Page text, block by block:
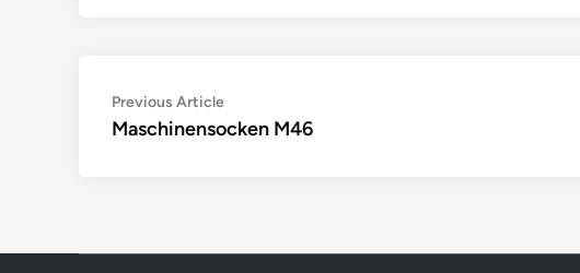
Beitragsnavigation
Previous ArticlePrevious
article:
Maschinensocken M46